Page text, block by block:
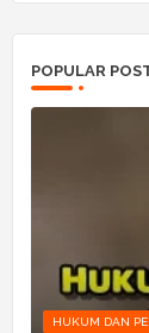
POPULAR
HUKUM DAN